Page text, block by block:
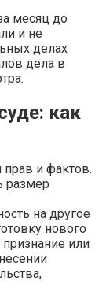
месяц до
и не
делах
дела в
как
прав и фактов.
размер
на другое
нового
признание или